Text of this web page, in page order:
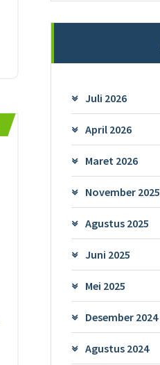
Juli 2026
April 2026
Maret 2026
November 2025
Agustus 2025
Juni 2025
Mei 2025
Desember 2024
Agustus 2024